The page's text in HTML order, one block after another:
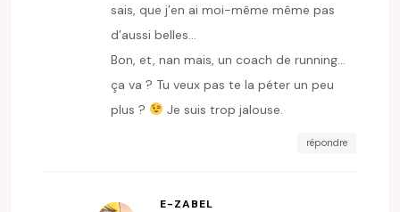
sais, que j’en ai moi-même même pas
d’aussi belles…
Bon, et, nan mais, un coach de running…
ça va ? Tu veux pas te la péter un peu
plus ?
Je suis trop jalouse.
répondre
E-ZABEL